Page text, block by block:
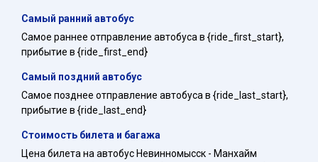
Самый ранний автобус
Самое раннее отправление автобуса в {ride_first_start},
прибытие в {ride_first_end}
Самый поздний автобус
Самое позднее отправление автобуса в {ride_last_start},
прибытие в {ride_last_end}
Стоимость билета и багажа
Цена билета на автобус Невинномысск - Манхайм